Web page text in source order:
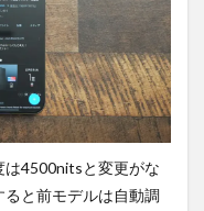
は4500nitsと変更がな
と前モデルは自動調